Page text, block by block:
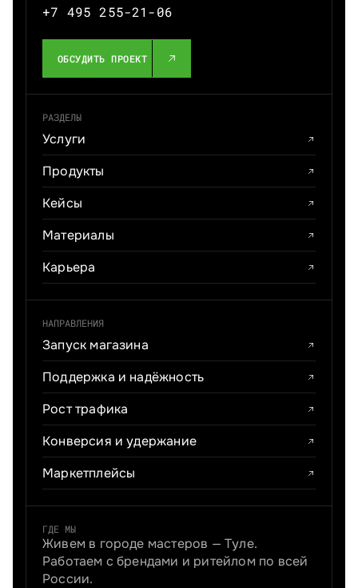
+7 495 255-21-06
ОБСУДИТЬ ПРОЕКТ
РАЗДЕЛЫ
Услуги
Продукты
Кейсы
Материалы
Карьера
НАПРАВЛЕНИЯ
Запуск магазина
Поддержка и надёжность
Рост трафика
Конверсия и удержание
Маркетплейсы
ГДЕ МЫ
Живем в городе мастеров — Туле.
Работаем с брендами и ритейлом по всей
России.